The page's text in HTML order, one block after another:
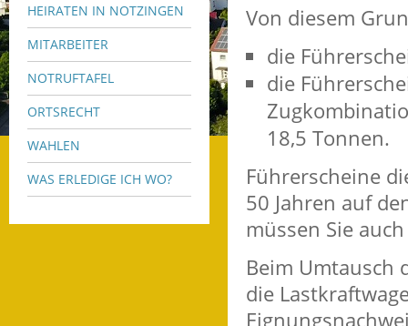
HEIRATEN IN NOTZINGEN
MITARBEITER
NOTRUFTAFEL
ORTSRECHT
WAHLEN
WAS ERLEDIGE ICH WO?
Von diesem
die
die
18,5 Tonnen.
Führerscheine
50 Jahren auf
müssen Sie
Beim Umtausch
die
Eignungs